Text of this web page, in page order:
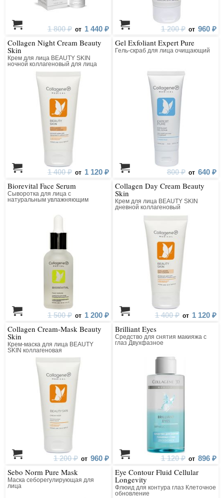
1 800 ₽ от 1 440 ₽ 1 200 ₽ от 960 ₽
Collagen Night Cream Beauty
Skin
Крем для лица BEAUTY SKIN
ночной коллагеновый для лица
1 400 ₽ от 1 120 ₽
Gel Exfoliant Expert Pure
Гель-скраб для лица очищающий
800 ₽ от 640 ₽
Biorevital Face Serum
Сыворотка для лица с
натуральным увлажняющим
1 500 ₽ от 1 200 ₽
Collagen Day Cream Beauty
Skin
Крем для лица BEAUTY SKIN
дневной коллагеновый
1 400 ₽ от 1 120 ₽
Collagen Cream-Mask Beauty
Skin
Крем-маска для лица BEAUTY
SKIN коллагеновая
1 200 ₽ от 960 ₽
Brilliant Eyes
Средство для снятия макияжа с
глаз Двухфазное
1 120 ₽ от 896 ₽
Sebo Norm Pure Mask
Маска себорегулирующая для
лица
Eye Contour Fluid Cellular
Longevity
Флюид для контура глаз Клеточное
обновление